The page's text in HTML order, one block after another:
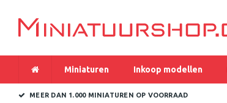
Miniaturen Inkoop modellen
MEER DAN 1.000 MINIATUREN OP VOORRAAD